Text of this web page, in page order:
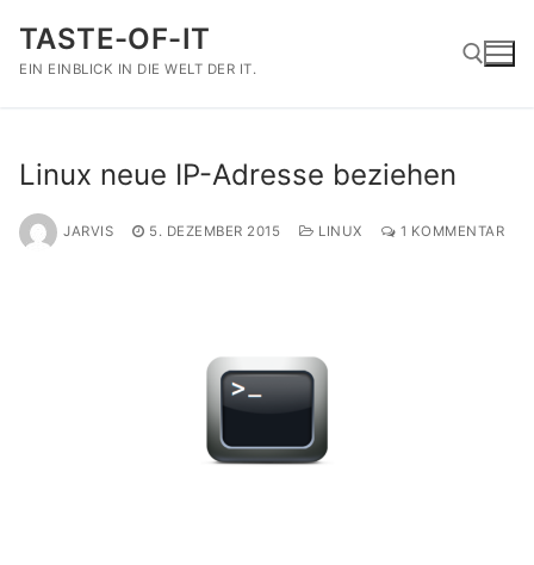
Inhalt
springen
TASTE-OF-IT
EIN EINBLICK IN DIE WELT DER IT.
Linux neue IP-Adresse beziehen
JARVIS 5. DEZEMBER 2015 LINUX 1 KOMMENTAR